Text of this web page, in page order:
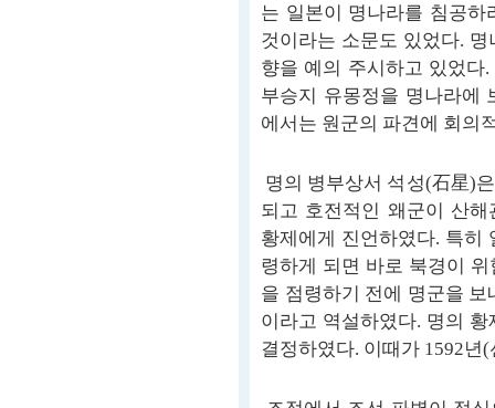
는 일본이 명나라를 침공
것이라는 소문도 있었다.
향을 예의 주시하고 있었다
부승지 유몽정을 명나라에
에서는 원군의 파견에 회의
명의 병부상서 석성(石星)
되고 호전적인 왜군이 산
황제에게 진언하였다. 특히
령하게 되면 바로 북경이
을 점령하기 전에 명군을
이라고 역설하였다. 명의
결정하였다. 이때가 1592년